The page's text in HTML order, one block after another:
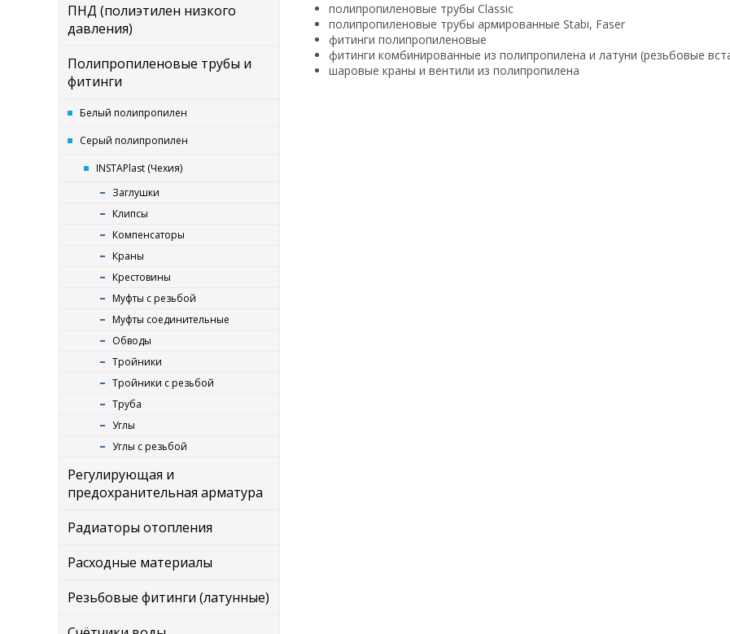
ПНД (полиэтилен низкого
давления)
Полипропиленовые трубы и
фитинги
Белый полипропилен
Серый полипропилен
INSTAPlast (Чехия)
Заглушки
Клипсы
Компенсаторы
Краны
Крестовины
Муфты с резьбой
Муфты соединительные
Обводы
Тройники
Тройники с резьбой
Труба
Углы
Углы с резьбой
Регулирующая и
предохранительная арматура
Радиаторы отопления
Расходные материалы
Резьбовые фитинги (латунные)
полипропиленовые трубы Classic
полипропиленовые трубы армированные Stabi, Faser
фитинги полипропиленовые
фитинги комбинированные из полипропилена и латуни (резьбовые
шаровые краны и вентили из полипропилена